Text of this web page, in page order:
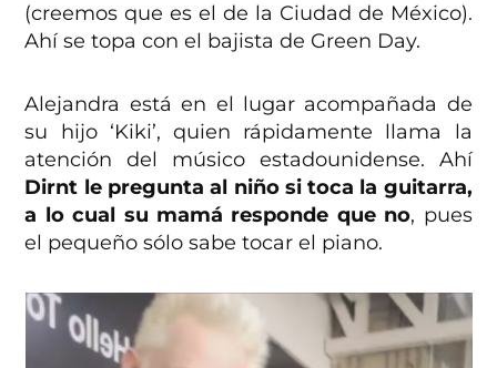
(creemos que es el de la Ciudad de México).
Ahí se topa con el bajista de Green Day.
Alejandra está en el lugar acompañada de
su hijo ‘Kiki’, quien rápidamente llama la
atención del músico estadounidense. Ahí
Dirnt le pregunta al niño si toca la guitarra,
a lo cual su mamá responde que no, pues
el pequeño sólo sabe tocar el piano.